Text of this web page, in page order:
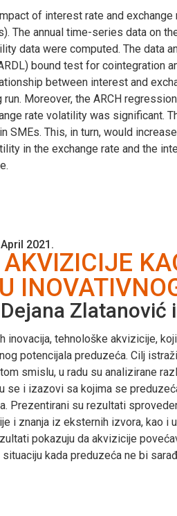
of interest rate and
The annual time-series data on
data were computed. The data
bound test for cointegration
between interest and
Moreover, the ARCH
rate volatility was significant.
SMEs. This, in turn, would
in the exchange rate and the
2021.
Zlatanović
inovacija, tehnološke akvizicije,
potencijala preduzeća. Cilj
smislu, u radu su analizirane
se i izazovi sa kojima se
Prezentirani su rezultati
i znanja iz eksternih izvora, kao i
pokazuju da akvizicije
kada preduzeća ne bi